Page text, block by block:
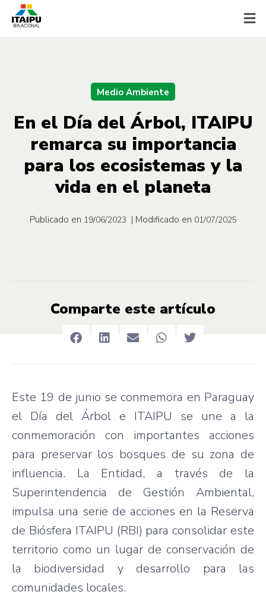
Medio Ambiente
En el Día del Árbol, ITAIPU
remarca su importancia
para los ecosistemas y la
vida en el planeta
Publicado en 19/06/2023 | Modificado en 01/07/2025
Comparte este artículo
Este 19 de junio se conmemora en Paraguay
el Día del Árbol e ITAIPU se une a la
conmemoración con importantes acciones
para preservar los bosques de su zona de
influencia. La Entidad, a través de la
Superintendencia de Gestión Ambiental,
impulsa una serie de acciones en la Reserva
de Biósfera ITAIPU (RBI) para consolidar este
territorio como un lugar de conservación de
la biodiversidad y desarrollo para las
comunidades locales.